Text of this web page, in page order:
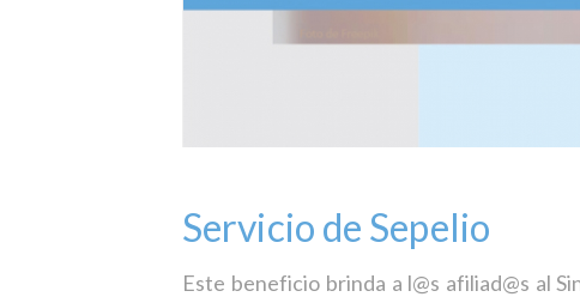
Servicio de Sepelio
Este beneficio brinda a l@s afiliad@s al